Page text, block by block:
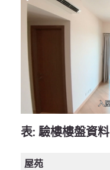
表: 驗樓樓盤資料
屋苑